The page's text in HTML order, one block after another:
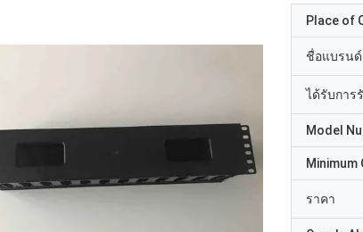
Place of
ชื่อแบรนด์
ได้รับการ
Model
ราคา